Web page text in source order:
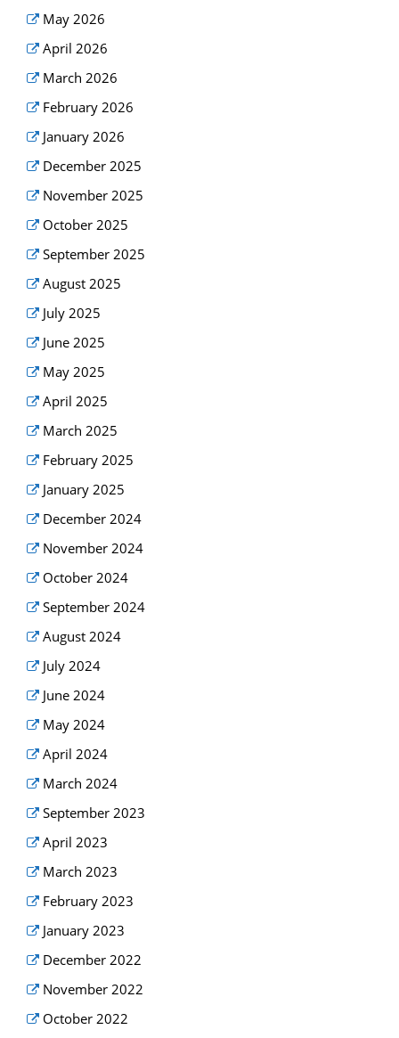
May 2026
April 2026
March 2026
February 2026
January 2026
December 2025
November 2025
October 2025
September 2025
August 2025
July 2025
June 2025
May 2025
April 2025
March 2025
February 2025
January 2025
December 2024
November 2024
October 2024
September 2024
August 2024
July 2024
June 2024
May 2024
April 2024
March 2024
September 2023
April 2023
March 2023
February 2023
January 2023
December 2022
November 2022
October 2022